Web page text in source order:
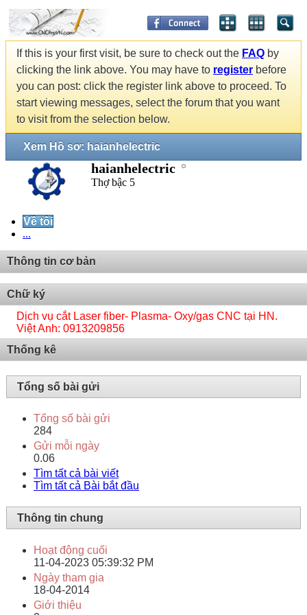
If this is your first visit, be sure to check out the FAQ by
clicking the link above. You may have to register before
you can post: click the register link above to proceed. To
start viewing messages, select the forum that you want
to visit from the selection below.
Xem Hồ sơ: haianhelectric
haianhelectric
Thợ bậc 5
Về tôi
...
Thông tin cơ bản
Chữ ký
Dịch vụ cắt Laser fiber- Plasma- Oxy/gas CNC tại HN.
Việt Anh: 0913209856
Thống kê
Tổng số bài gửi
Tổng số bài gửi
284
Gửi mỗi ngày
0.06
Tìm tất cả bài viết
Tìm tất cả Bài bắt đầu
Thông tin chung
Hoạt động cuối
11-04-2023 05:39:32 PM
Ngày tham gia
18-04-2014
Giới thiệu